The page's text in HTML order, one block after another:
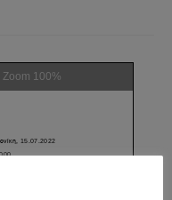
Zoom 100%